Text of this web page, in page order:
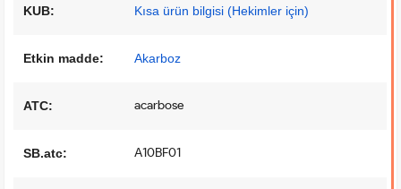
KUB: Kısa ürün bilgisi (Hekimler için)
Etkin madde: Akarboz
ATC: acarbose
SB.atc: A10BF01